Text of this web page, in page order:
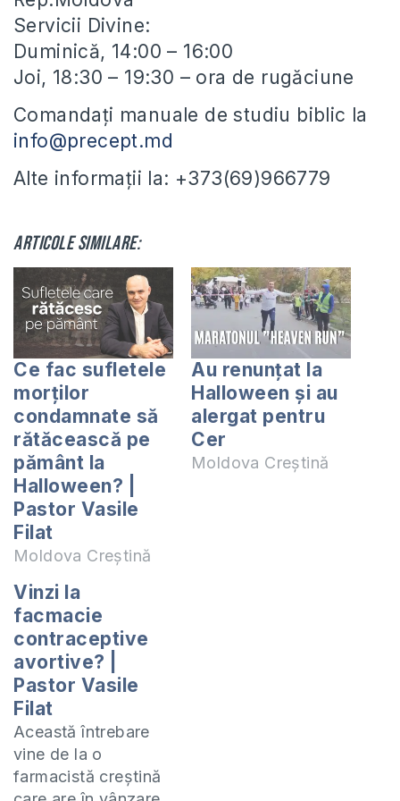
Servicii Divine:
Duminică, 14:00 – 16:00
Joi, 18:30 – 19:30 – ora de rugăciune
Comandați manuale de studiu biblic la
info@precept.md
Alte informații la: +373(69)966779
Articole similare:
Ce fac sufletele
morților
condamnate să
rătăcească pe
pământ la
Halloween? |
Pastor Vasile
Filat
Moldova Creștină
Au renunțat la
Halloween și au
alergat pentru
Cer
Moldova Creștină
Vinzi la
facmacie
contraceptive
avortive? |
Pastor Vasile
Filat
Această întrebare
vine de la o
farmacistă creștină